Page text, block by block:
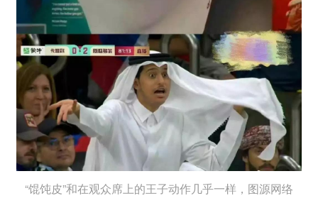
“馄饨皮”和在观众席上的王子动作几乎一样，图源网络